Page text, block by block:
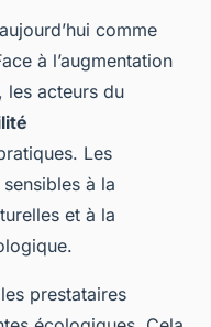
comme
à l’augmentation
les acteurs du
Les
à la
et à la
prestataires